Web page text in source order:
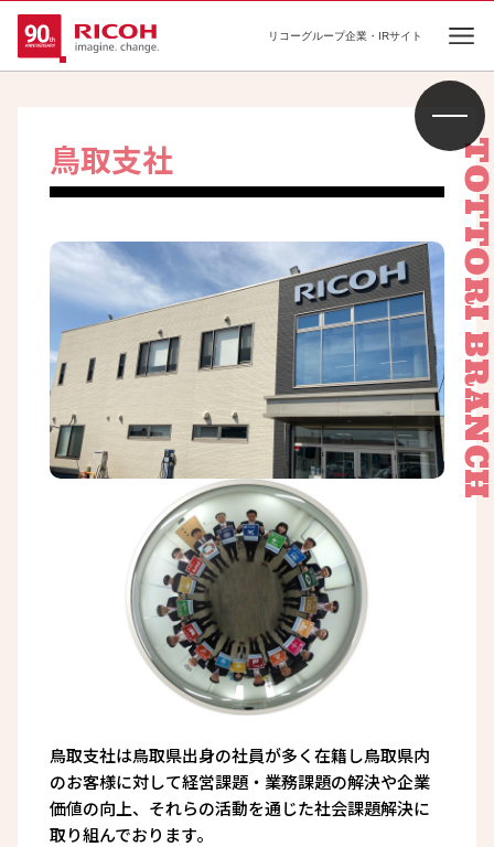
リコーグループ企業・IRサイト
鳥取支社
鳥取支社は鳥取県出身の社員が多く在籍し鳥取県内
のお客様に対して経営課題・業務課題の解決や企業
価値の向上、それらの活動を通じた社会課題解決に
取り組んでおります。